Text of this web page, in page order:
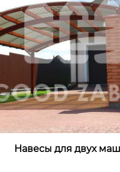
Навесы для двух